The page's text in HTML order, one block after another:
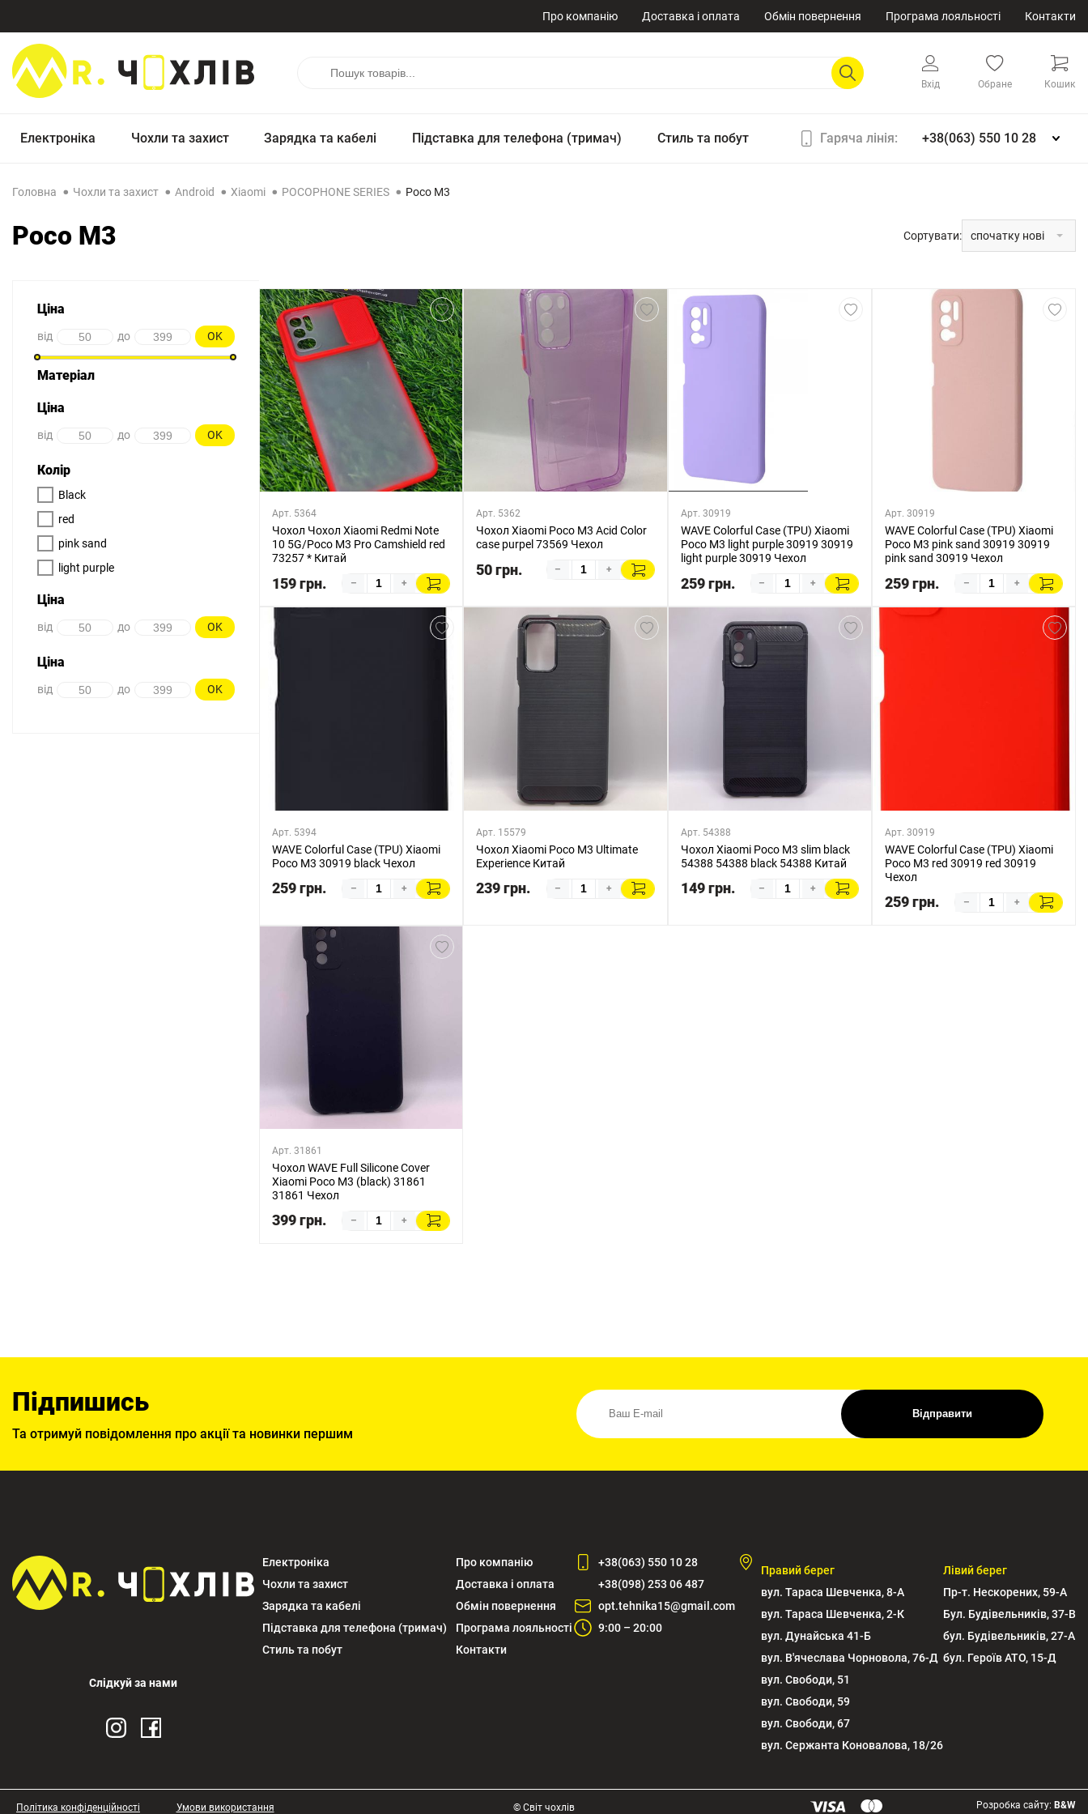
Про компанію Доставка і оплата Обмін повернення Програма лояльності Контакти
Вхід Обране Кошик
Електроніка Чохли та захист Зарядка та кабелі Підставка для телефона (тримач) Стиль та побут Гаряча лінія: +38(063) 550 10 28
Головна Чохли та захист Android Xiaomi POCOPHONE SERIES Poco M3
Poco M3 Сортувати: спочатку нові
спочатку нові
Ціна
від до OK
Матеріал
Ціна
від до OK
Колір
Black
red
pink sand
light purple
Ціна
від до OK
Ціна
від до OK
Арт. 5364
Чохол Чохол Xiaomi Redmi Note
10 5G/Poco M3 Pro Camshield red
73257 * Китай
159 грн. – +
Арт. 5362
Чохол Xiaomi Poco M3 Acid Color
case purpel 73569 Чехол
50 грн. – +
Арт. 30919
WAVE Colorful Case (TPU) Xiaomi
Poco M3 light purple 30919 30919
light purple 30919 Чехол
259 грн. – +
Арт. 30919
WAVE Colorful Case (TPU) Xiaomi
Poco M3 pink sand 30919 30919
pink sand 30919 Чехол
259 грн. – +
Арт. 5394
WAVE Colorful Case (TPU) Xiaomi
Poco M3 30919 black Чехол
259 грн. – +
Арт. 15579
Чохол Xiaomi Poco M3 Ultimate
Experience Китай
239 грн. – +
Арт. 54388
Чохол Xiaomi Poco M3 slim black
54388 54388 black 54388 Китай
149 грн. – +
Арт. 30919
WAVE Colorful Case (TPU) Xiaomi
Poco M3 red 30919 red 30919
Чехол
259 грн. – +
Арт. 31861
Чохол WAVE Full Silicone Cover
Xiaomi Poco M3 (black) 31861
31861 Чехол
399 грн. – +
Підпишись
Та отримуй повідомлення про акції та новинки першим
Відправити
Слідкуй за нами
Електроніка
Чохли та захист
Зарядка та кабелі
Підставка для телефона (тримач)
Стиль та побут
Про компанію
Доставка і оплата
Обмін повернення
Програма лояльності
Контакти
+38(063) 550 10 28
+38(098) 253 06 487
opt.tehnika15@gmail.com
9:00 – 20:00
Правий берег
вул. Тараса Шевченка, 8-А
вул. Тараса Шевченка, 2-К
вул. Дунайська 41-Б
вул. В'ячеслава Чорновола, 76-Д
вул. Свободи, 51
вул. Свободи, 59
вул. Свободи, 67
вул. Сержанта Коновалова, 18/26
Лівий берег
Пр-т. Нескорених, 59-А
Бул. Будівельників, 37-В
бул. Будівельників, 27-А
бул. Героїв АТО, 15-Д
Політика конфіденційності Умови використання © Світ чохлів Розробка сайту: B&W